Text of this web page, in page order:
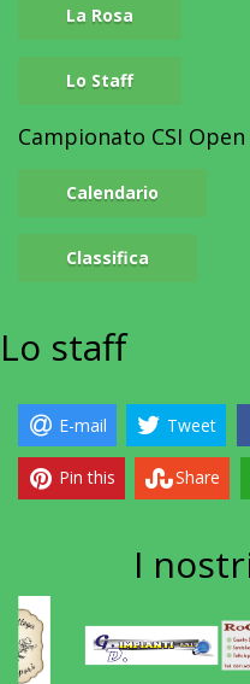
La Rosa
Lo Staff
Campionato CSI
Calendario
Classifica
Lo staff
E-mail Tweet
Pin this Share
I